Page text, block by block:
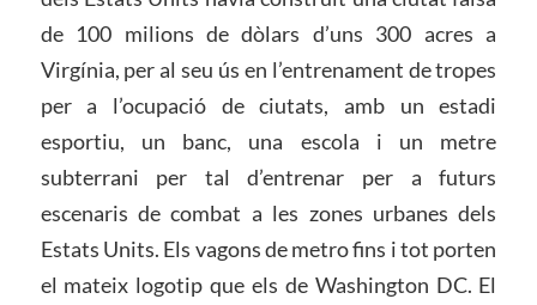
de 100 milions de dòlars d’uns 300 acres a
Virgínia, per al seu ús en l’entrenament de tropes
per a l’ocupació de ciutats, amb un estadi
esportiu, un banc, una escola i un metre
subterrani per tal d’entrenar per a futurs
escenaris de combat a les zones urbanes dels
Estats Units. Els vagons de metro fins i tot porten
el mateix logotip que els de Washington DC. El